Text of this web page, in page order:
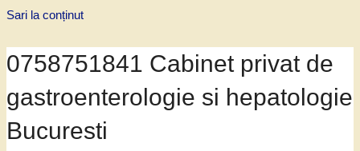
Sari la conținut
0758751841 Cabinet privat de
gastroenterologie si hepatologie
Bucuresti